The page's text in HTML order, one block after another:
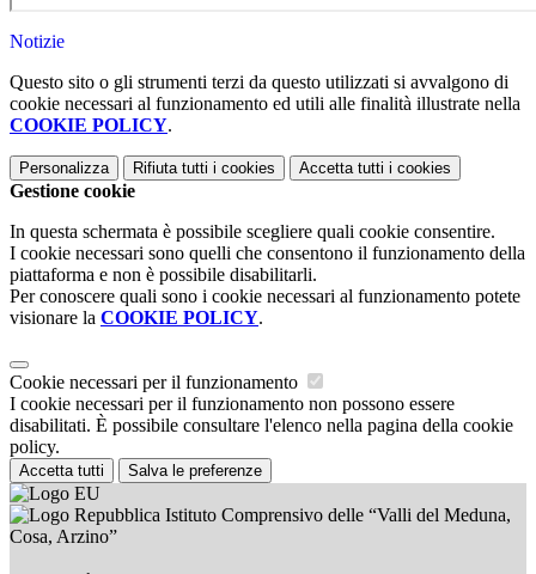
Notizie
Questo sito o gli strumenti terzi da questo utilizzati si avvalgono di
cookie necessari al funzionamento ed utili alle finalità illustrate nella
COOKIE POLICY.
Personalizza Rifiuta tutti i cookies Accetta tutti i cookies
Gestione cookie
In questa schermata è possibile scegliere quali cookie consentire.
I cookie necessari sono quelli che consentono il funzionamento della
piattaforma e non è possibile disabilitarli.
Per conoscere quali sono i cookie necessari al funzionamento potete
visionare la COOKIE POLICY.
Cookie necessari per il funzionamento
I cookie necessari per il funzionamento non possono essere
disabilitati. È possibile consultare l'elenco nella pagina della cookie
policy.
Accetta tutti Salva le preferenze
Istituto Comprensivo delle “Valli del Meduna,
Cosa, Arzino”